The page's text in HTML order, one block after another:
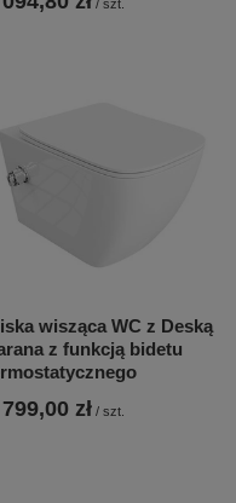
/ szt.
wisząca WC z Deską
z funkcją bidetu
zł / szt.